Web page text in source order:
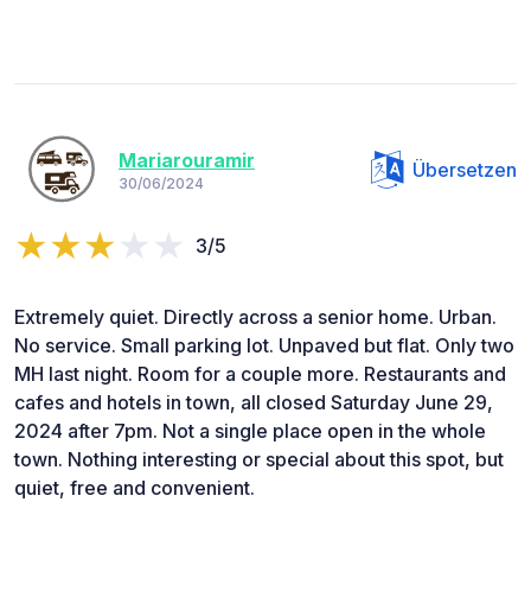
Mariarouramir
30/06/2024
Übersetzen
3/5
Extremely quiet. Directly across a senior home. Urban.
No service. Small parking lot. Unpaved but flat. Only two
MH last night. Room for a couple more. Restaurants and
cafes and hotels in town, all closed Saturday June 29,
2024 after 7pm. Not a single place open in the whole
town. Nothing interesting or special about this spot, but
quiet, free and convenient.